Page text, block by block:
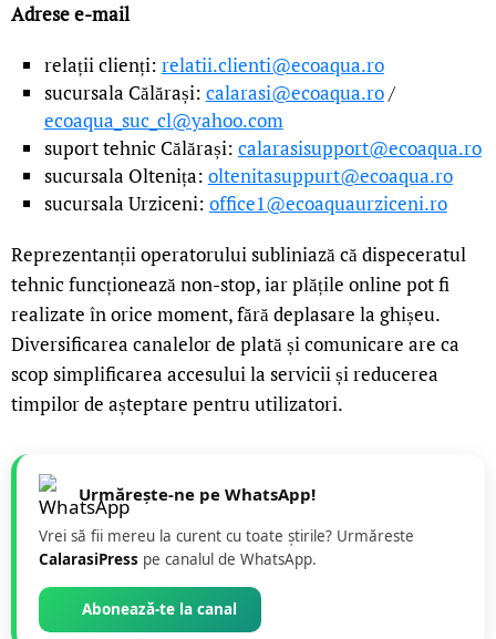
Adrese e-mail
relații clienți: relatii.clienti@ecoaqua.ro
sucursala Călărași: calarasi@ecoaqua.ro/
ecoaqua_suc_cl@yahoo.com
suport tehnic Călărași: calarasisupport@ecoaqua.ro
sucursala Oltenița: oltenitasuppurt@ecoaqua.ro
sucursala Urziceni: office1@ecoaquaurziceni.ro
Reprezentanții operatorului subliniază că dispeceratul
tehnic funcționează non-stop, iar plățile online pot fi
realizate în orice moment, fără deplasare la ghișeu.
Diversificarea canalelor de plată și comunicare are ca
scop simplificarea accesului la servicii și reducerea
timpilor de așteptare pentru utilizatori.
Urmărește-ne pe WhatsApp!
Vrei să fii mereu la curent cu toate știrile? Urmăreste
CalarasiPress pe canalul de WhatsApp.
Abonează-te la canal